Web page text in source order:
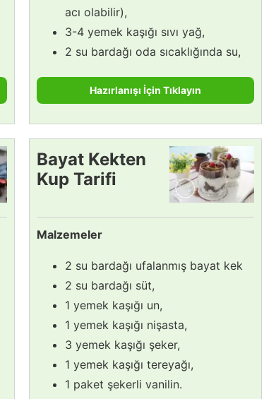
acı olabilir),
3-4 yemek kaşığı sıvı yağ,
2 su bardağı oda sıcaklığında su,
Hazırlanışı İçin Tıklayın
Bayat Kekten
Kup Tarifi
Malzemeler
2 su bardağı ufalanmış bayat kek
2 su bardağı süt,
1 yemek kaşığı un,
1 yemek kaşığı nişasta,
3 yemek kaşığı şeker,
1 yemek kaşığı tereyağı,
1 paket şekerli vanilin.